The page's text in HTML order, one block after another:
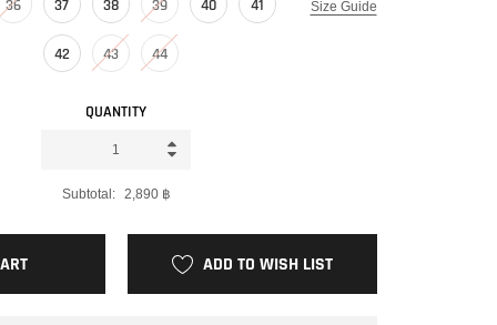
Size Guide
36 37 38 39 40 41
42 43 44
QUANTITY
Subtotal: 2,890 ฿
ADD TO WISH LIST